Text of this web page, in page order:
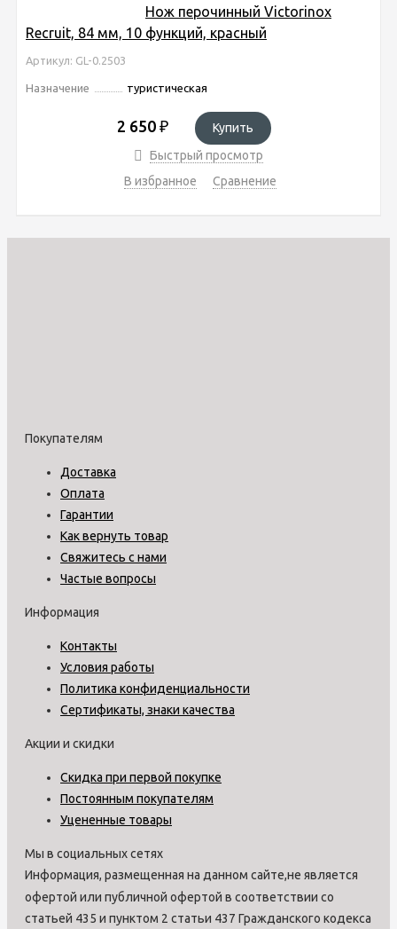
Нож перочинный Victorinox
Recruit, 84 мм, 10 функций, красный
Артикул: GL-0.2503
Назначение туристическая
2 650 ₽
Купить
Быстрый просмотр
В избранное
Сравнение
Покупателям
Доставка
Оплата
Гарантии
Как вернуть товар
Свяжитесь с нами
Частые вопросы
Информация
Контакты
Условия работы
Политика конфиденциальности
Сертификаты, знаки качества
Акции и скидки
Скидка при первой покупке
Постоянным покупателям
Уцененные товары
Мы в социальных сетях
Информация, размещенная на данном сайте,не является
офертой или публичной офертой в соответствии со
статьей 435 и пунктом 2 статьи 437 Гражданского кодекса